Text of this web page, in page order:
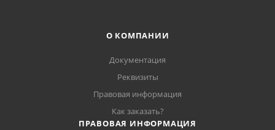
О КОМПАНИИ
Документация
Реквизиты
Правовая информация
Как заказать?
ПРАВОВАЯ ИНФОРМАЦИЯ